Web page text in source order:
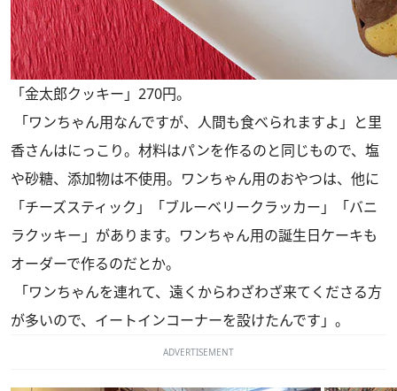
「金太郎クッキー」270円。
「ワンちゃん用なんですが、人間も食べられますよ」と里
香さんはにっこり。材料はパンを作るのと同じもので、塩
や砂糖、添加物は不使用。ワンちゃん用のおやつは、他に
「チーズスティック」「ブルーベリークラッカー」「バニ
ラクッキー」があります。ワンちゃん用の誕生日ケーキも
オーダーで作るのだとか。
「ワンちゃんを連れて、遠くからわざわざ来てくださる方
が多いので、イートインコーナーを設けたんです」。
ADVERTISEMENT